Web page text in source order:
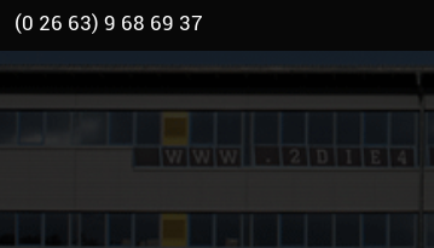
(0 26 63) 9 68 69 37